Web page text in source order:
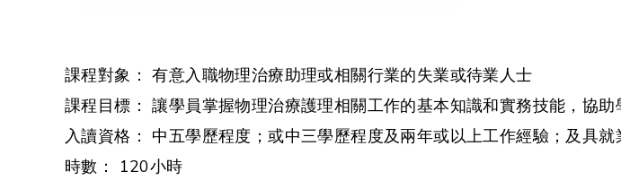
課程對象： 有意入職物理治療助理或相關行業的失業或待業人士
課程目標： 讓學員掌握物理治療護理相關工作的基本知識和實務技能，協助
入讀資格： 中五學歷程度；或中三學歷程度及兩年或以上工作經驗；及具
時數： 120小時